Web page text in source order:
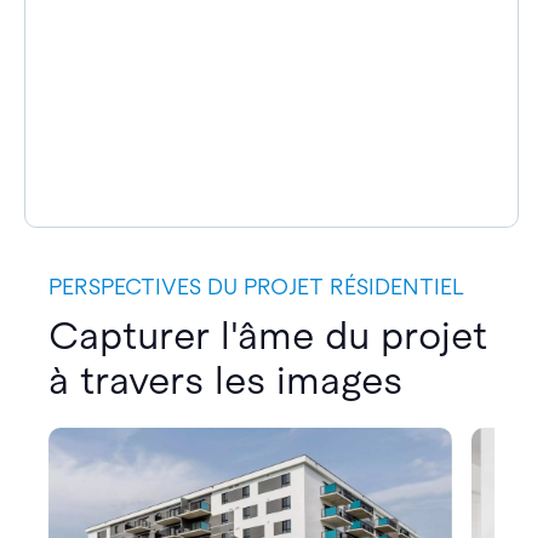
PERSPECTIVES DU PROJET RÉSIDENTIEL
Capturer l'âme du projet
à travers les images